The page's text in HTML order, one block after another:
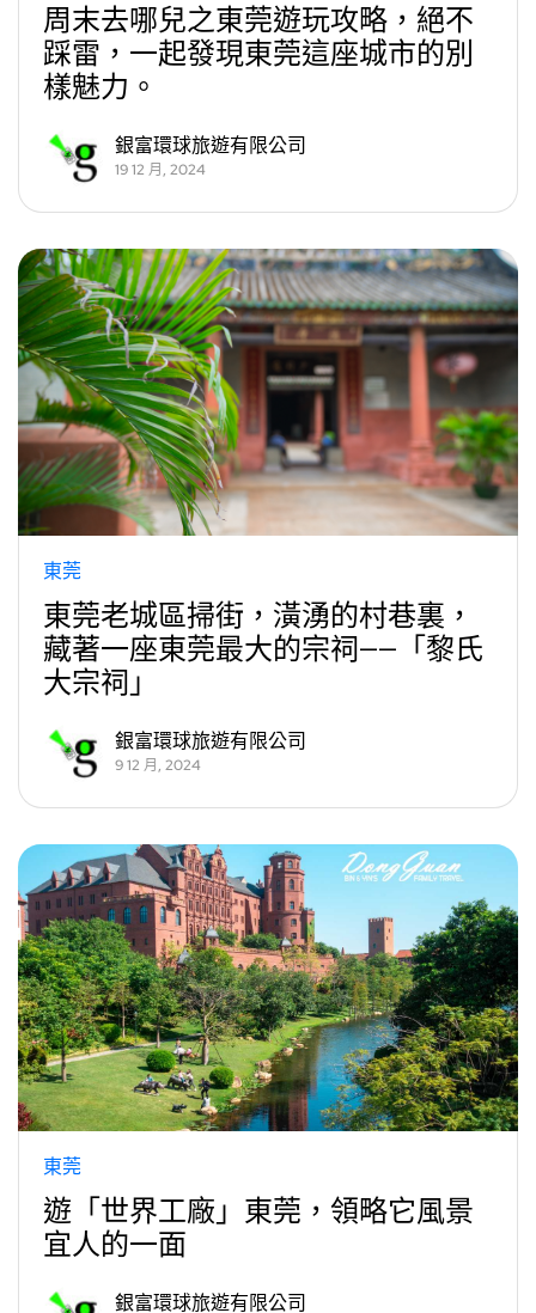
周末去哪兒之東莞遊玩攻略，絕不
踩雷，一起發現東莞這座城市的別
樣魅力。
銀富環球旅遊有限公司
19 12 月, 2024
東莞
東莞老城區掃街，潢湧的村巷裏，
藏著一座東莞最大的宗祠——「黎氏
大宗祠」
銀富環球旅遊有限公司
9 12 月, 2024
東莞
遊「世界工廠」東莞，領略它風景
宜人的一面
銀富環球旅遊有限公司